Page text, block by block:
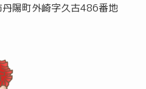
陽町外崎字久古486番地